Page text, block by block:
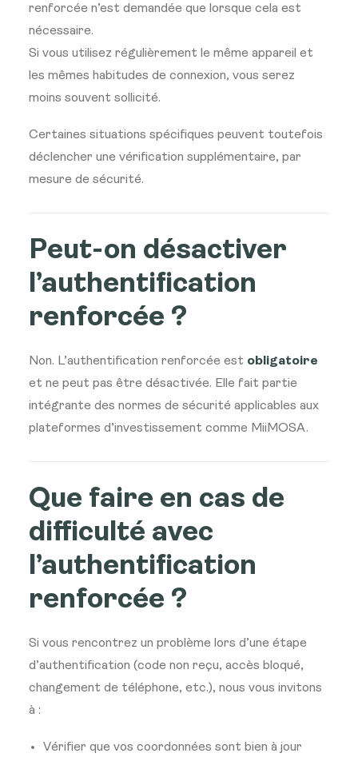
renforcée n’est demandée que lorsque cela est
nécessaire.
Si vous utilisez régulièrement le même appareil et
les mêmes habitudes de connexion, vous serez
moins souvent sollicité.
Certaines situations spécifiques peuvent toutefois
déclencher une vérification supplémentaire, par
mesure de sécurité.
Peut-on désactiver
l’authentification
renforcée ?
Non. L’authentification renforcée est obligatoire
et ne peut pas être désactivée. Elle fait partie
intégrante des normes de sécurité applicables aux
plateformes d’investissement comme MiiMOSA.
Que faire en cas de
difficulté avec
l’authentification
renforcée ?
Si vous rencontrez un problème lors d’une étape
d’authentification (code non reçu, accès bloqué,
changement de téléphone, etc.), nous vous invitons
à :
Vérifier que vos coordonnées sont bien à jour